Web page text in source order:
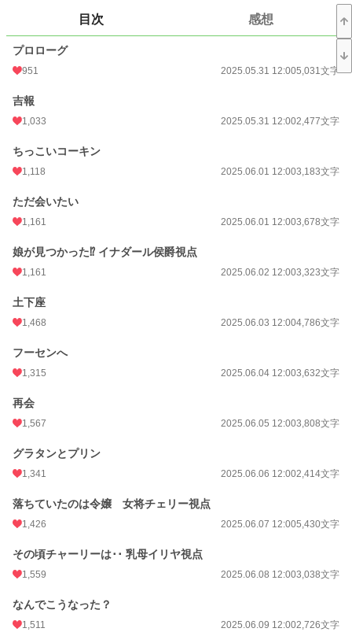
5,033 位 / 66,314 件
お気に入り
24h.ポイント
文字数
更新日時
初回公開日時 2025.05.31 12:00
年間ポイント
累計ポイント
目次 感想
プロローグ
951 2025.05.31 12:005,031文字
吉報
1,033 2025.05.31 12:002,477文字
ちっこいコーキン
1,118 2025.06.01 12:003,183文字
ただ会いたい
1,161 2025.06.01 12:003,678文字
娘が見つかった⁉︎ イナダール侯爵視点
1,161 2025.06.02 12:003,323文字
土下座
1,468 2025.06.03 12:004,786文字
フーセンへ
1,315 2025.06.04 12:003,632文字
再会
1,567 2025.06.05 12:003,808文字
グラタンとプリン
1,341 2025.06.06 12:002,414文字
落ちていたのは令嬢 女将チェリー視点
1,426 2025.06.07 12:005,430文字
その頃チャーリーは･･ 乳母イリヤ視点
1,559 2025.06.08 12:003,038文字
なんでこうなった？
1,511 2025.06.09 12:002,726文字